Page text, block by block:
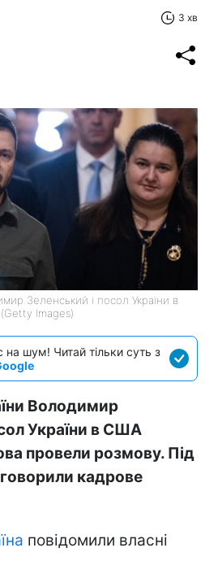
3 хв
Зеленський і посол України в
Images)
на шум! Читай тільки суть з
Володимир
України в США
провели розмову. Під
кадрове
повідомили власні